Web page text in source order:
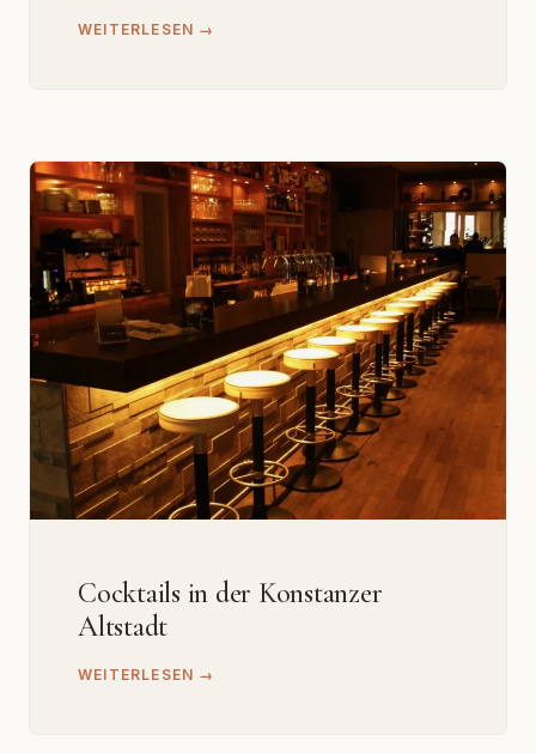
WEITERLESEN →
Cocktails in der Konstanzer
Altstadt
WEITERLESEN →